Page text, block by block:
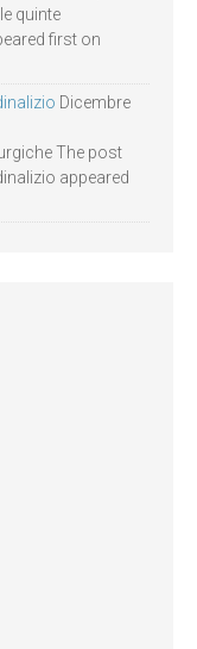
quinte
first on
Dicembre
The post
appeared